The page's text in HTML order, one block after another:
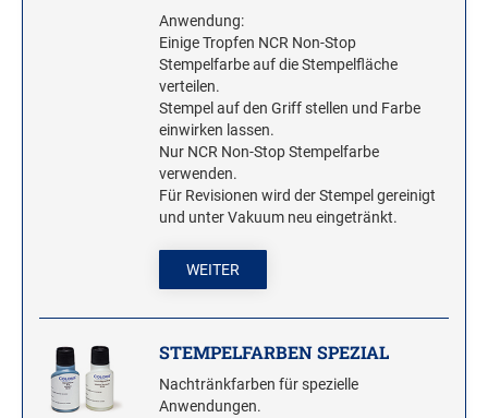
TRODAT VINTAGE STEMPEL
Weihnachtsstempel
Emoticons Motivstempel
Geburtstag Motivstempel
Hero Arts Holz-Motivstempel
Hochzeit Motivstempel
LL-Set Motivstempel
Anwendung:
Einige Tropfen NCR Non-Stop
Stempelfarbe auf die Stempelfläche
verteilen.
Stempel auf den Griff stellen und Farbe
einwirken lassen.
Nur NCR Non-Stop Stempelfarbe
verwenden.
Für Revisionen wird der Stempel gereinigt
und unter Vakuum neu eingetränkt.
WEITER
STEMPELFARBEN SPEZIAL
Nachtränkfarben für spezielle
Anwendungen.